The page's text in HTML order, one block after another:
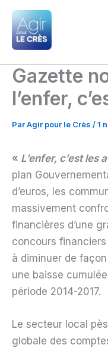
Aller
contenu
Gazette
l’enfer,
ParAgir pour le Crès /1
« L’enfer, c’est les
plan
d’euros, les
massivement
financières d’une
concours
à diminuer de
une baisse
période 2014-2017.
Le secteur local
globale des